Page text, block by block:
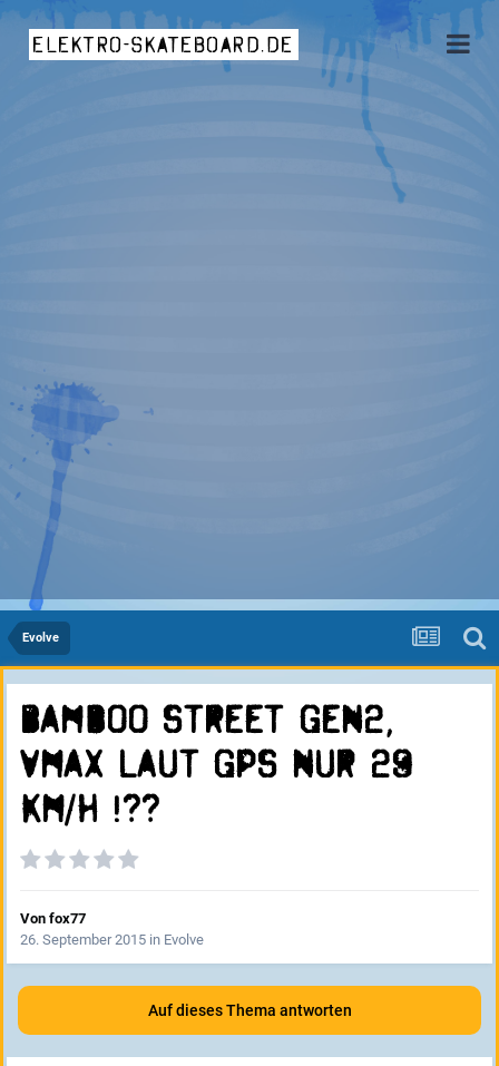
elektro-skateboard.de
Evolve
Bamboo Street Gen2,
Vmax laut GPS nur 29
km/h !??
Von fox77
26. September 2015 in Evolve
Auf dieses Thema antworten